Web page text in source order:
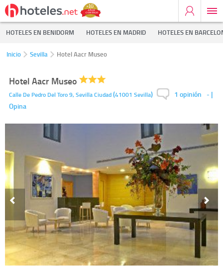
HOTELES EN BENIDORM HOTELES EN MADRID HOTELES EN
Inicio Sevilla Hotel Aacr Museo
Hotel Aacr Museo
Calle De Pedro Del Toro 9,Sevilla Ciudad(41001 Sevilla) 1 opinión - |
Opina